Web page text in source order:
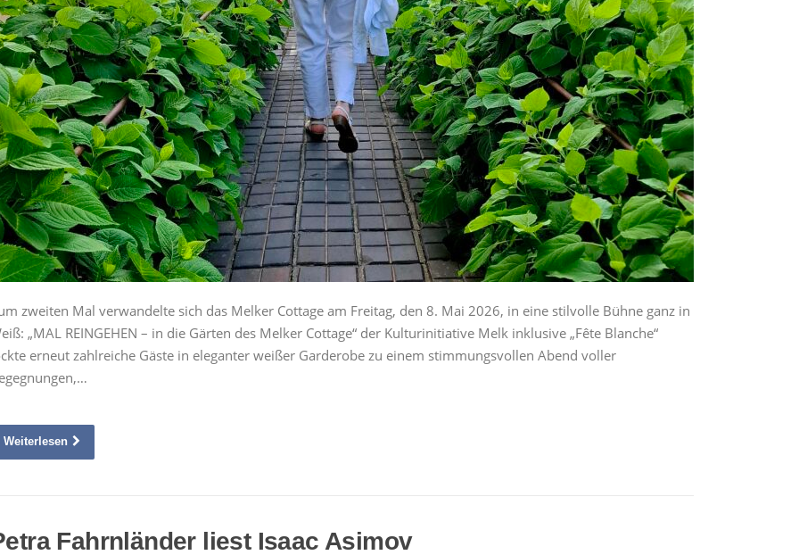
zweiten Mal verwandelte sich das Melker Cottage am Freitag, den 8. Mai 2026, in eine stilvolle Bühne ganz in
„MAL REINGEHEN – in die Gärten des Melker Cottage“ der Kulturinitiative Melk inklusive „Fête Blanche“
erneut zahlreiche Gäste in eleganter weißer Garderobe zu einem stimmungsvollen Abend voller
Weiterlesen
Fahrnländer liest Isaac Asimov